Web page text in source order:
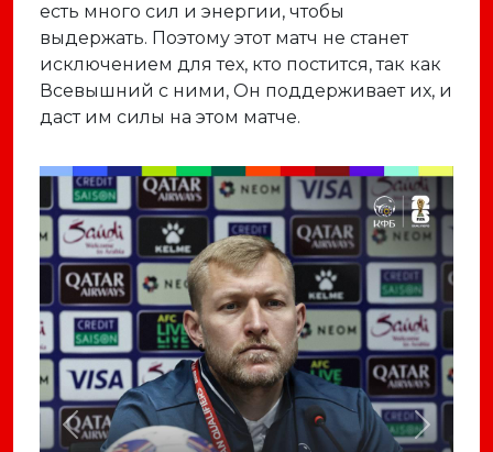
есть много сил и энергии, чтобы
выдержать. Поэтому этот матч не станет
исключением для тех, кто постится, так как
Всевышний с ними, Он поддерживает их, и
даст им силы на этом матче.
Previous Next